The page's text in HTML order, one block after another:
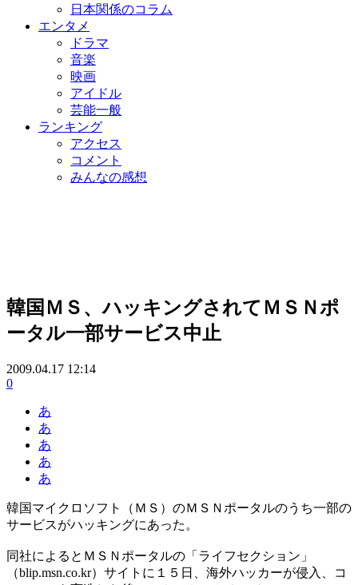
日本関係のコラム
エンタメ
ドラマ
音楽
映画
アイドル
芸能一般
ランキング
アクセス
コメント
みんなの感想
韓国ＭＳ、ハッキングされてＭＳＮポ
ータル一部サービス中止
2009.04.17 12:14
0
あ
あ
あ
あ
あ
韓国マイクロソフト（ＭＳ）のＭＳＮポータルのうち一部の
サービスがハッキングにあった。
同社によるとＭＳＮポータルの「ライフセクション」
（blip.msn.co.kr）サイトに１５日、海外ハッカーが侵入、コ